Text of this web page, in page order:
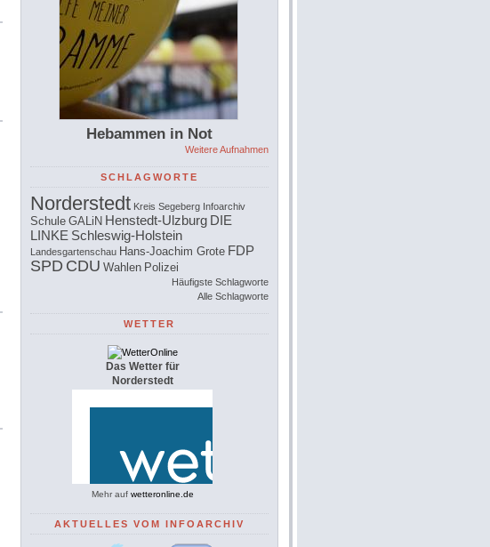
Hebammen in Not
Weitere Aufnahmen
SCHLAGWORTE
Norderstedt Kreis Segeberg Infoarchiv
Schule GALiN Henstedt-Ulzburg DIE
LINKE Schleswig-Holstein
Landesgartenschau Hans-Joachim Grote FDP
SPD CDU Wahlen Polizei
Häufigste Schlagworte
Alle Schlagworte
WETTER
Das Wetter für
Norderstedt
Mehr auf wetteronline.de
AKTUELLES VOM INFOARCHIV